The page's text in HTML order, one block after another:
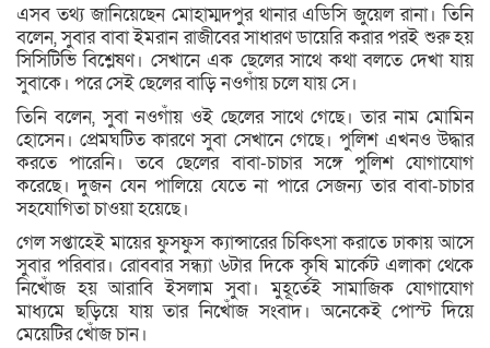
এসব তথ্য জানিয়েছেন মোহাম্মদপুর থানার এডিসি জুয়েল রানা। তিনি
বলেন, সুবার বাবা ইমরান রাজীবের সাধারণ ডায়েরি করার পরই শুরু হয়
সিসিটিভি বিশ্লেষণ। সেখানে এক ছেলের সাথে কথা বলতে দেখা যায়
সুবাকে। পরে সেই ছেলের বাড়ি নওগাঁয় চলে যায় সে।
তিনি বলেন, সুবা নওগাঁয় ওই ছেলের সাথে গেছে। তার নাম মোমিন
হোসেন। প্রেমঘটিত কারণে সুবা সেখানে গেছে। পুলিশ এখনও উদ্ধার
করতে পারেনি। তবে ছেলের বাবা-চাচার সঙ্গে পুলিশ যোগাযোগ
করেছে। দুজন যেন পালিয়ে যেতে না পারে সেজন্য তার বাবা-চাচার
সহযোগিতা চাওয়া হয়েছে।
গেল সপ্তাহেই মায়ের ফুসফুস ক্যান্সারের চিকিৎসা করাতে ঢাকায় আসে
সুবার পরিবার। রোববার সন্ধ্যা ৬টার দিকে কৃষি মার্কেট এলাকা থেকে
নিখোঁজ হয় আরাবি ইসলাম সুবা। মুহূর্তেই সামাজিক যোগাযোগ
মাধ্যমে ছড়িয়ে যায় তার নিখোঁজ সংবাদ। অনেকেই পোস্ট দিয়ে
মেয়েটির খোঁজ চান।